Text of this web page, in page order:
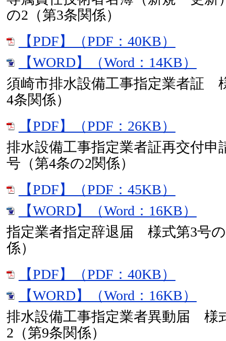
の2（第3条関係）
【PDF】（PDF：40KB）
【WORD】（Word：14KB）
須崎市排水設備工事指定業者証
4条関係）
【PDF】（PDF：26KB）
排水設備工事指定業者証再交付
号（第4条の2関係）
【PDF】（PDF：45KB）
【WORD】（Word：16KB）
指定業者指定辞退届 様式第3号
係）
【PDF】（PDF：40KB）
【WORD】（Word：16KB）
排水設備工事指定業者異動届 様
2（第9条関係）